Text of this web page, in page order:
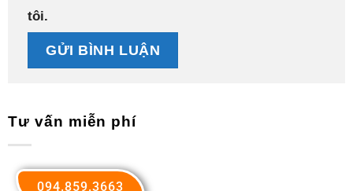
tôi.
Tư vấn miễn phí
094.859.3663